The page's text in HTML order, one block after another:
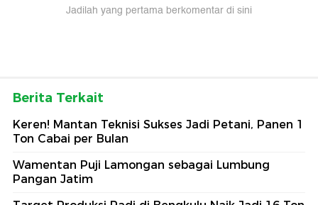
Jadilah yang pertama berkomentar di sini
Berita Terkait
Keren! Mantan Teknisi Sukses Jadi Petani, Panen 1
Ton Cabai per Bulan
Wamentan Puji Lamongan sebagai Lumbung
Pangan Jatim